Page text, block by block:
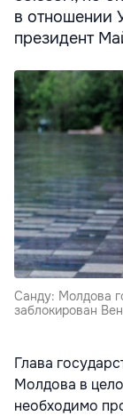
в отношении
президент
Санду: Молдова
заблокирован
Глава
Молдова в
необходимо